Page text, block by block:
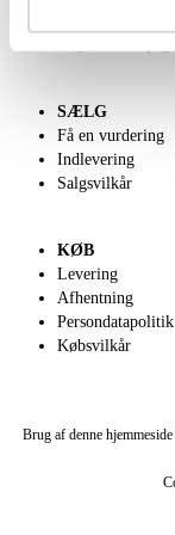
SÆLG
Få en vurdering
Indlevering
Salgsvilkår
KØB
Levering
Afhentning
Persondatapolitik
Købsvilkår
Brug af denne